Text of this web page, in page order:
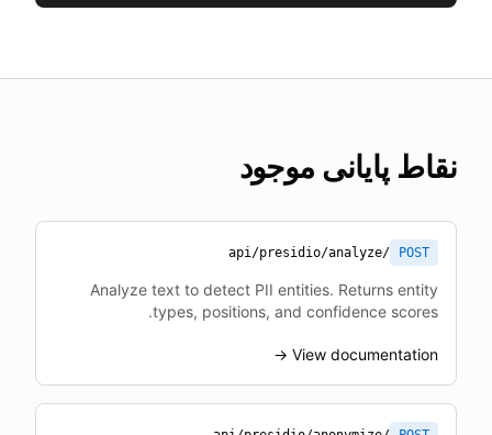
نقاط پایانی موجود
POST
/api/presidio/analyze
Analyze text to detect PII entities. Returns entity
types, positions, and confidence scores.
View documentation →